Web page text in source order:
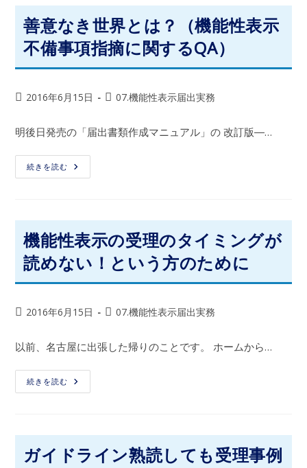
善意なき世界とは？（機能性表示
不備事項指摘に関するQA）
2016年6月15日 07.機能性表示届出実務
明後日発売の「届出書類作成マニュアル」の 改訂版―…
続きを読む
機能性表示の受理のタイミングが
読めない！という方のために
2016年6月15日 07.機能性表示届出実務
以前、名古屋に出張した帰りのことです。 ホームから…
続きを読む
ガイドライン熟読しても受理事例